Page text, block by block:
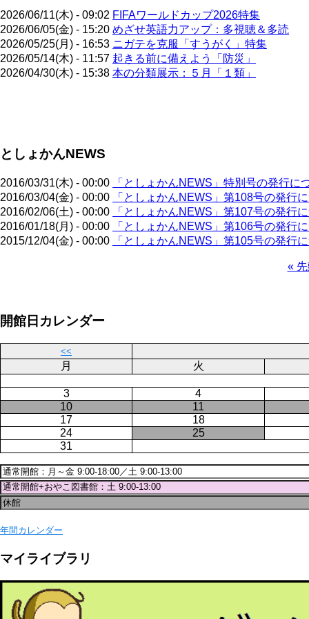
2026/06/11(木) - 09:02 FIFAワールドカップ2026特集
2026/06/05(金) - 15:20 めざせ英語力アップ：多視聴＆多読
2026/05/25(月) - 16:53 ニガテを克服「すうがく」特集
2026/05/14(木) - 11:57 起きる前に備えよう「防災」
2026/04/30(木) - 15:38 本の分類展示：５月「１類」
送
としょかんNEWS
2016/03/31(木) - 00:00
「としょかんNEWS」特別号の発行に
2016/03/04(金) - 00:00
「としょかんNEWS」第108号の発行
2016/02/06(土) - 00:00
「としょかんNEWS」第107号の発行
2016/01/18(月) - 00:00
「としょかんNEWS」第106号の発行
2015/12/04(金) - 00:00
「としょかんNEWS」第105号の発行
送
先
«
開館日カレンダー
<<
月 火
3
4
10
11
17
18
24
25
31
年間カレンダー
マイライブラリ